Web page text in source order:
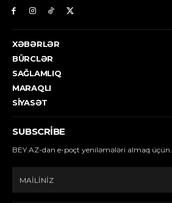
XƏBƏRLƏR
BÜRCLƏR
SAĞLAMLIQ
MARAQLI
SIYASƏT
SUBSCRIBE
BEY.AZ-dan e-poçt yeniləmələri almaq üçün.